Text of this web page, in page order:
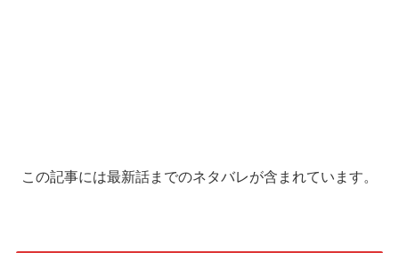
この記事には最新話までのネタバレが含まれています。